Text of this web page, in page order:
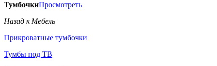
ТумбочкиПросмотреть
Назад к Мебель
Прикроватные тумбочки
Тумбы под ТВ